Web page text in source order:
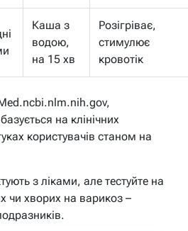
Каша з
водою,
на 15 хв
Розігріває,
стимулює
кровотік
на клінічних
користувачів станом на
з ліками, але тестуйте на
чи хворих на варикоз –